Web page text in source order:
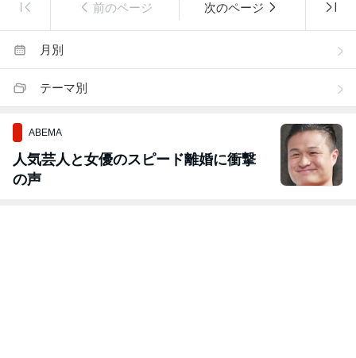
前のページ 次のページ
月別
テーマ別
ABEMA
人気芸人と女優のスピード離婚に衝撃
の声